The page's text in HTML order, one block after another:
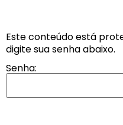
Este conteúdo está
digite sua senha abaixo.
Senha: